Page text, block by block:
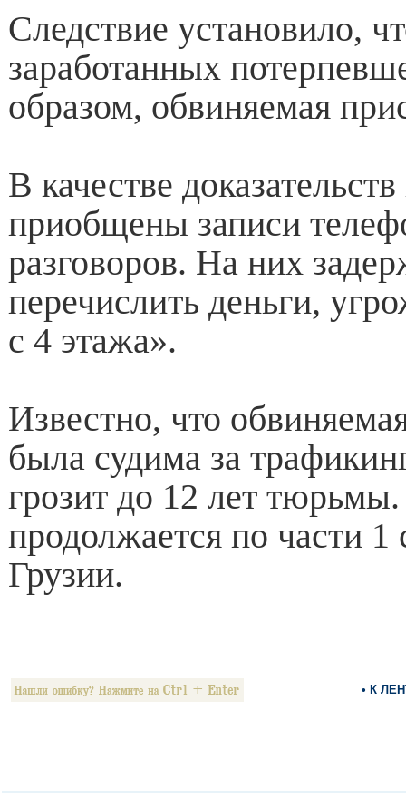
Следствие установило,
заработанных
образом, обвиняемая
В качестве
приобщены записи
разговоров. На них
перечислить деньги,
с 4 этажа».
Известно, что
была судима за
грозит до 12 лет
продолжается по части
Грузии.
• К